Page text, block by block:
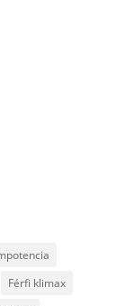
Férfi klimax